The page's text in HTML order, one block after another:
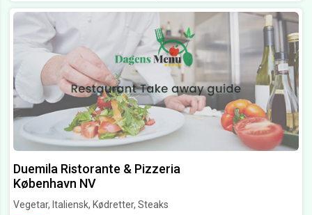
Duemila Ristorante & Pizzeria
København NV
Vegetar, Italiensk, Kødretter, Steaks